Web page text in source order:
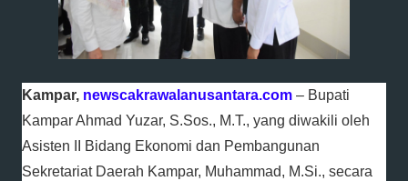
Kampar, newscakrawalanusantara.com – Bupati
Kampar Ahmad Yuzar, S.Sos., M.T., yang diwakili oleh
Asisten II Bidang Ekonomi dan Pembangunan
Sekretariat Daerah Kampar, Muhammad, M.Si., secara